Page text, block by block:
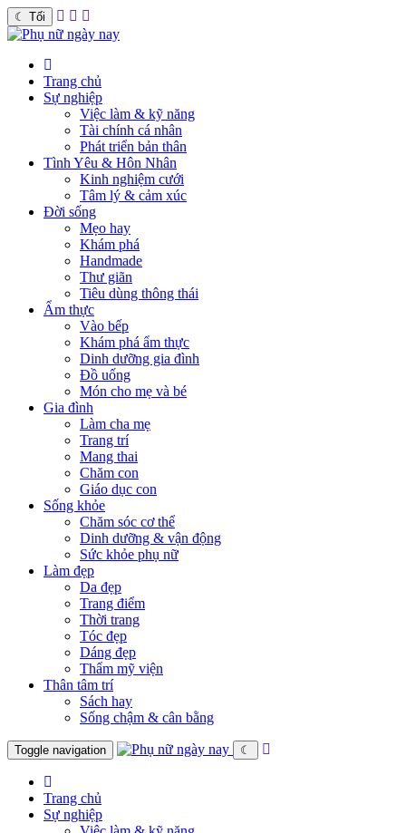
☾ Tối
Trang chủ
Sự nghiệp
Việc làm & kỹ năng
Tài chính cá nhân
Phát triển bản thân
Tình Yêu & Hôn Nhân
Kinh nghiệm cưới
Tâm lý & cảm xúc
Đời sống
Mẹo hay
Khám phá
Handmade
Thư giãn
Tiêu dùng thông thái
Ẩm thực
Vào bếp
Khám phá ẩm thực
Dinh dưỡng gia đình
Đồ uống
Món cho mẹ và bé
Gia đình
Làm cha mẹ
Trang trí
Mang thai
Chăm con
Giáo dục con
Sống khỏe
Chăm sóc cơ thể
Dinh dưỡng & vận động
Sức khỏe phụ nữ
Làm đẹp
Da đẹp
Trang điểm
Thời trang
Tóc đẹp
Dáng đẹp
Thẩm mỹ viện
Thân tâm trí
Sách hay
Sống chậm & cân bằng
Toggle navigation ☾
Trang chủ
Sự nghiệp